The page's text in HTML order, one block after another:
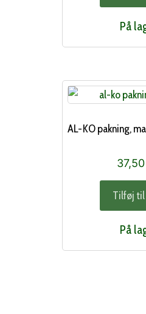
På
AL-KO pakning,
37,50
Tilføj til
På